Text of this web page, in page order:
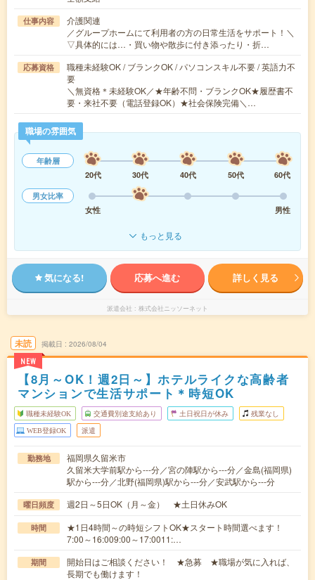
仕事内容
介護関連
／グループホームにて利用者の方の日常生活をサポート！＼
▽具体的には…・買い物や散歩に付き添ったり・折…
応募資格
職種未経験OK / ブランクOK / パソコンスキル不要 / 英語力不
要
＼無資格＊未経験OK／★年齢不問・ブランクOK★履歴書不
要・来社不要（電話登録OK）★社会保険完備＼…
職場の雰囲気
年齢層
20代
30代 40代 50代
60代
男女比率
女性
男性
もっと見る
気になる! 応募へ進む 詳しく見る
派遣会社 株式会社ニッソーネット
未読
NEW
掲載日 2026/08/04
【8月～OK！週2日～】ホテルライクな高齢者
マンションで生活サポート＊時短OK
職種未経験OK 交通費別途支給あり 土日祝日が休み 残業なし
WEB登録OK 派遣
勤務地
福岡県久留米市
久留米大学前駅から---分／宮の陣駅から---分／金島(福岡県)
駅から---分／北野(福岡県)駅から---分／安武駅から---分
曜日頻度 週2日～5日OK（月～金） ★土日休みOK
時間
★1日4時間～の時短シフトOK★スタート時間選べます！
7:00～16:009:00～17:0011:…
期間
開始日はご相談ください！ ★急募 ★職場が気に入れば、
長期でも働けます！